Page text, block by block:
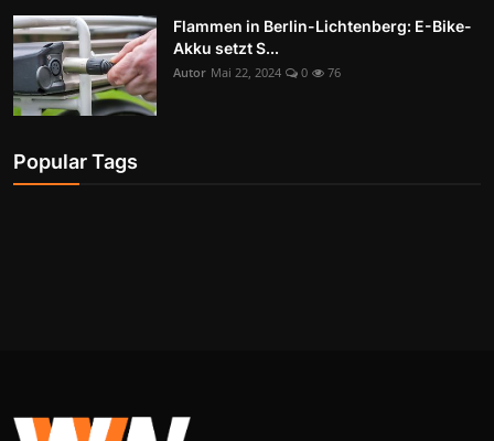
Flammen in Berlin-Lichtenberg: E-Bike-
Akku setzt S...
Autor Mai 22, 2024 0 76
Popular Tags